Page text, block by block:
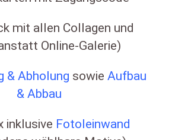
mit allen Collagen und
Online-Galerie)
& Abholung sowie Aufbau
& Abbau
inklusive Fotoleinwand